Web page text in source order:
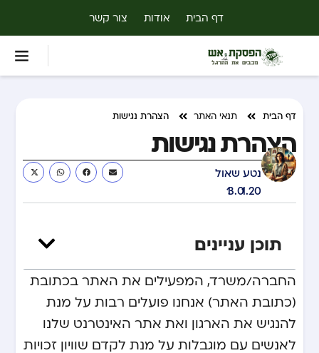
דף הבית אודות צור קשר
דף הבית תנאי האתר הצהרת נגישות
הצהרת נגישות
נטע שאול
13.01.20
תוכן עניינים
החברה/משרד, המפעילים את האתר בכתובת
(כתובת האתר) אנחנו פועלים רבות על מנת
להנגיש את הארגון ואת אתר האינטרנט שלנו
לאנשים עם מוגבלות על מנת לקדם שוויון זכויות